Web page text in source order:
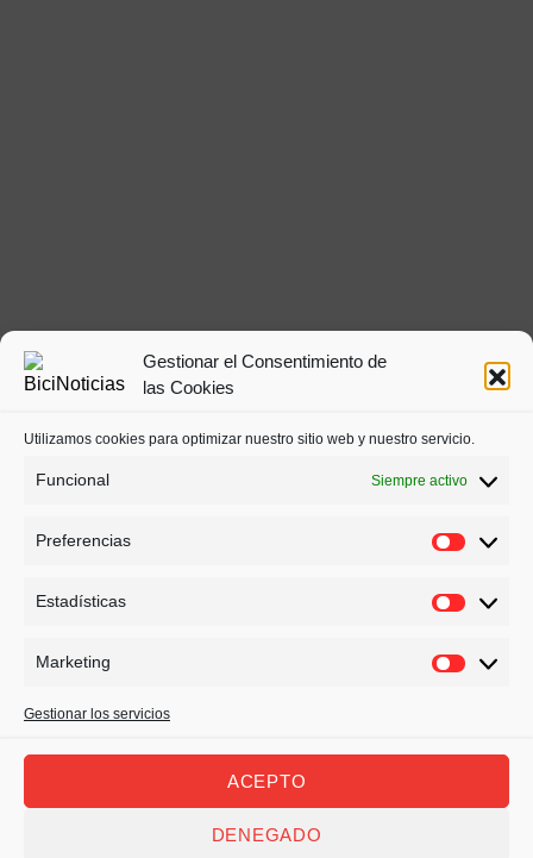
Gestionar el Consentimiento de
las Cookies
Utilizamos cookies para optimizar nuestro sitio web y nuestro servicio.
Funcional Siempre activo
Preferencias
Estadísticas
Marketing
Gestionar los servicios
ACEPTO
DENEGADO
Política de Privacidad
Política de cookies (UE)